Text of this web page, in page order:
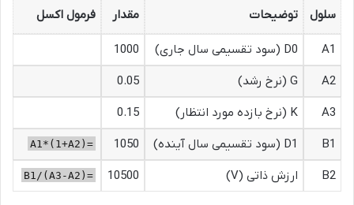
سلول توضیحات مقدار فرمول اکسل
A1 D0 (سود تقسیمی سال جاری)
1000
A2
G (نرخ رشد)
0.05
A3
K (نرخ بازده مورد انتظار)
0.15
B1
D1 (سود تقسیمی سال آینده) 1050
=A1*(1+A2)
B2 ارزش ذاتی (V) 10500
=B1/(A3-A2)